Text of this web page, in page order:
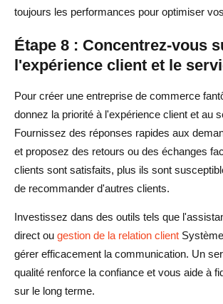
toujours les performances pour optimiser
Étape 8 : Concentrez-vous
l'expérience client et le
Pour créer une entreprise de commerce
donnez la priorité à l'expérience client et au
Fournissez des réponses rapides aux
et proposez des retours ou des échanges
clients sont satisfaits, plus ils sont
de recommander d'autres clients.
Investissez dans des outils tels que
direct ou gestion de la relation client
gérer efficacement la communication. Un
qualité renforce la confiance et vous aide à
sur le long terme.